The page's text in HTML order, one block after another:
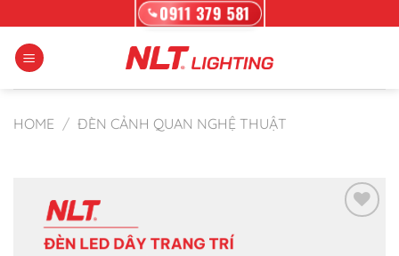
to
content
0911 379 581
HOME / ĐÈN CẢNH QUAN NGHỆ THUẬT